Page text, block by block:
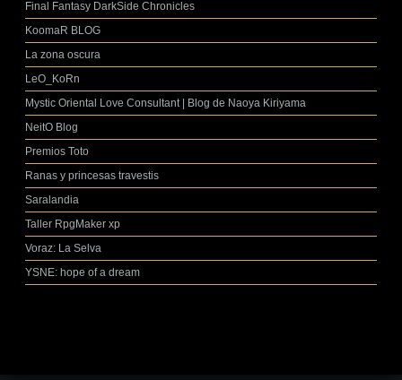
Final Fantasy DarkSide Chronicles
KoomaR BLOG
La zona oscura
LeO_KoRn
Mystic Oriental Love Consultant | Blog de Naoya Kiriyama
NeitO Blog
Premios Toto
Ranas y princesas travestis
Saralandia
Taller RpgMaker xp
Voraz: La Selva
YSNE: hope of a dream